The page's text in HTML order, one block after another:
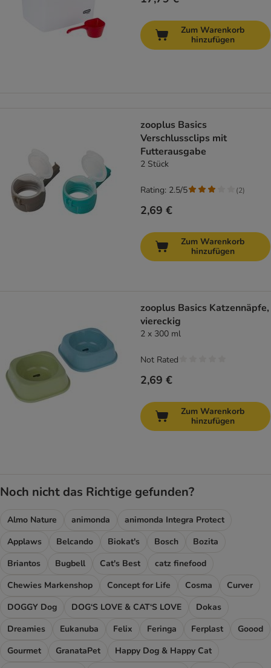
Zum Warenkorb
hinzufügen
zooplus Basics
Verschlussclips mit
Futterausgabe
2 Stück
2,69 €
Rating: 2.5/5 (2)
Zum Warenkorb
hinzufügen
zooplus Basics Katzennäpfe,
viereckig
2 x 300 ml
2,69 €
Not Rated
Zum Warenkorb
hinzufügen
Noch nicht das Richtige gefunden?
Almo Nature animonda
animonda Integra Protect
Applaws
Belcando Biokat's Bosch
Bozita
Briantos
Bugbell Cat's Best
catz finefood
Chewies Markenshop
Concept for Life Cosma
Curver
DOGGY Dog
DOG‘S LOVE & CAT‘S LOVE
Dokas
Dreamies
Eukanuba Felix Feringa Ferplast
Goood
Gourmet
GranataPet
Happy Dog & Happy Cat